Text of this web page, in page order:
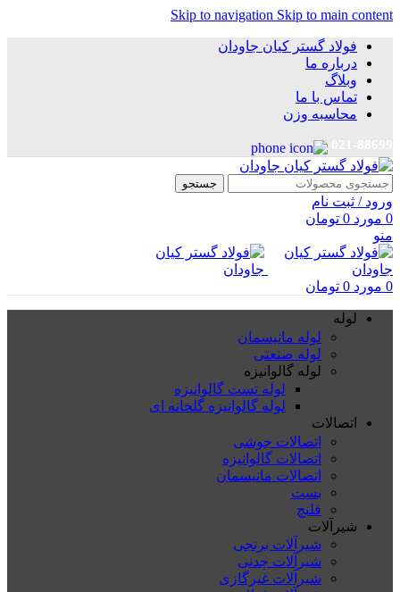
Skip to navigation Skip to main content
فولاد گستر کیان جاودان
درباره ما
وبلاگ
تماس با ما
محاسبه وزن
جستجو
ورود / ثبت نام
0 مورد 0 تومان
منو
0 مورد 0 تومان
لوله
لوله مانیسمان
لوله صنعتی
لوله گالوانیزه
لوله تست گالوانیزه
لوله گالوانیزه گلخانه ای
اتصالات
اتصالات جوشی
اتصالات گالوانیزه
اتصالات مانیسمان
بست
فلنچ
شیرآلات
شیرآلات برنجی
شیرآلات چدنی
شیرآلات غیرگازی